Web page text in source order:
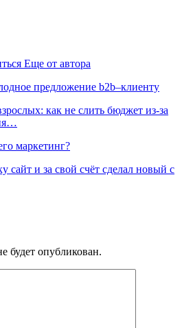
Еще от автора
предложение b2b–клиенту
как не слить бюджет из-за
маркетинг?
сайт и за свой счёт сделал новый с
будет опубликован.